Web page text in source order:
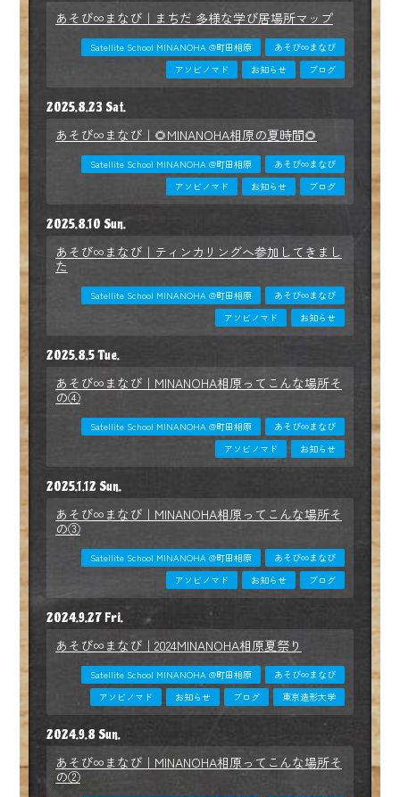
あそび∞まなび｜まちだ 多様な学び居場所マップ
Satellite School MINANOHA @町田相原
あそび∞まなび
アソビノマド
お知らせ ブログ
2025.8.23 Sat.
あそび∞まなび｜🌻MINANOHA相原の夏時間🌻
Satellite School MINANOHA @町田相原
あそび∞まなび
アソビノマド
お知らせ ブログ
2025.8.10 Sun.
あそび∞まなび｜ティンカリングへ参加してきまし
た
Satellite School MINANOHA @町田相原
あそび∞まなび
アソビノマド
お知らせ
2025.8.5 Tue.
あそび∞まなび｜MINANOHA相原ってこんな場所そ
の④
Satellite School MINANOHA @町田相原
あそび∞まなび
アソビノマド
お知らせ
2025.1.12 Sun.
あそび∞まなび｜MINANOHA相原ってこんな場所そ
の③
Satellite School MINANOHA @町田相原
あそび∞まなび
アソビノマド
お知らせ ブログ
2024.9.27 Fri.
あそび∞まなび｜2024MINANOHA相原夏祭り
Satellite School MINANOHA @町田相原
あそび∞まなび
アソビノマド
お知らせ ブログ 東京造形大学
2024.9.8 Sun.
あそび∞まなび｜MINANOHA相原ってこんな場所そ
の②